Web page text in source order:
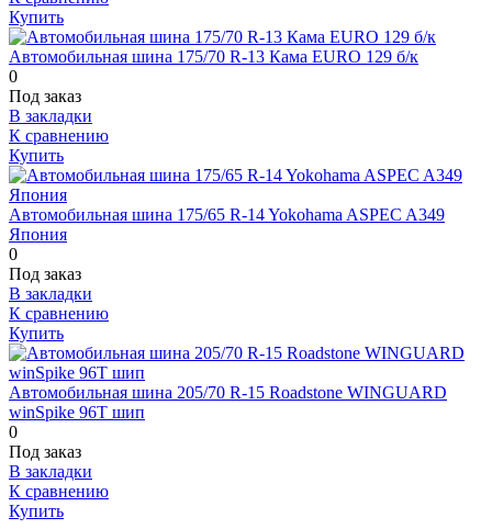
Купить
Автомобильная шина 175/70 R-13 Кама EURO 129 б/к
0
Под заказ
В закладки
К сравнению
Купить
Автомобильная шина 175/65 R-14 Yokohama ASPEC A349
Япония
0
Под заказ
В закладки
К сравнению
Купить
Автомобильная шина 205/70 R-15 Roadstone WINGUARD
winSpike 96T шип
0
Под заказ
В закладки
К сравнению
Купить